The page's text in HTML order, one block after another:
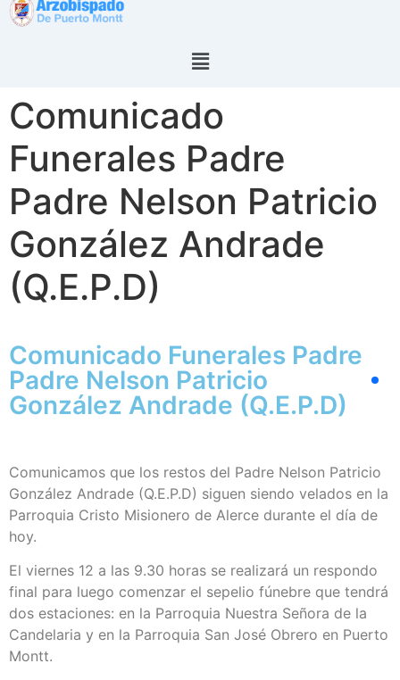
Comunicado
Funerales Padre
Padre Nelson Patricio
González Andrade
(Q.E.P.D)
Comunicado Funerales Padre
Padre Nelson Patricio
González Andrade (Q.E.P.D)
Comunicamos que los restos del Padre Nelson Patricio
González Andrade (Q.E.P.D) siguen siendo velados en la
Parroquia Cristo Misionero de Alerce durante el día de
hoy.
El viernes 12 a las 9.30 horas se realizará un respondo
final para luego comenzar el sepelio fúnebre que tendrá
dos estaciones: en la Parroquia Nuestra Señora de la
Candelaria y en la Parroquia San José Obrero en Puerto
Montt.